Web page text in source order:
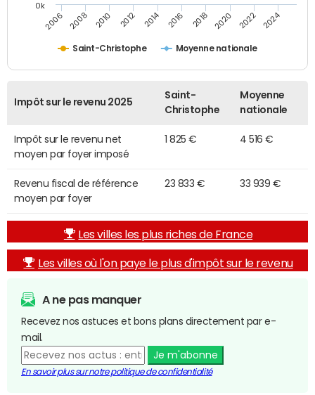
Saint-Christophe Moyenne nationale
2006 2008 2010 2012 2014 2016 2018 2020 2022 2024
0k
Impôt sur le revenu 2025
Saint-
Christophe
Moyenne
nationale
Impôt sur le revenu net
moyen par foyer imposé
1 825 € 4 516 €
Revenu fiscal de référence
moyen par foyer
23 833 € 33 939 €
Les villes les plus riches de France
Les villes où l'on paye le plus d'impôt sur le revenu
A ne pas manquer
Recevez nos astuces et bons plans directement par e-
mail.
Je m'abonne
En savoir plus sur notre politique de confidentialité